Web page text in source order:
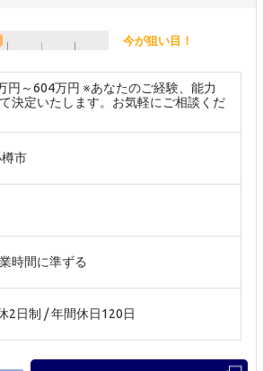
今が狙い目！
円～604万円 ※あなたのご経験、能力
決定いたします。お気軽にご相談くだ
市
時間に準ずる
2日制 / 年間休日120日